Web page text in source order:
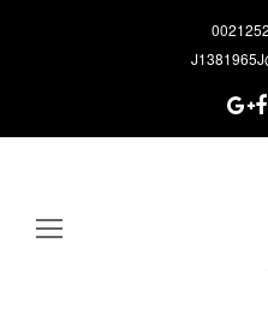
Twitter
Facebook
Google
Plus